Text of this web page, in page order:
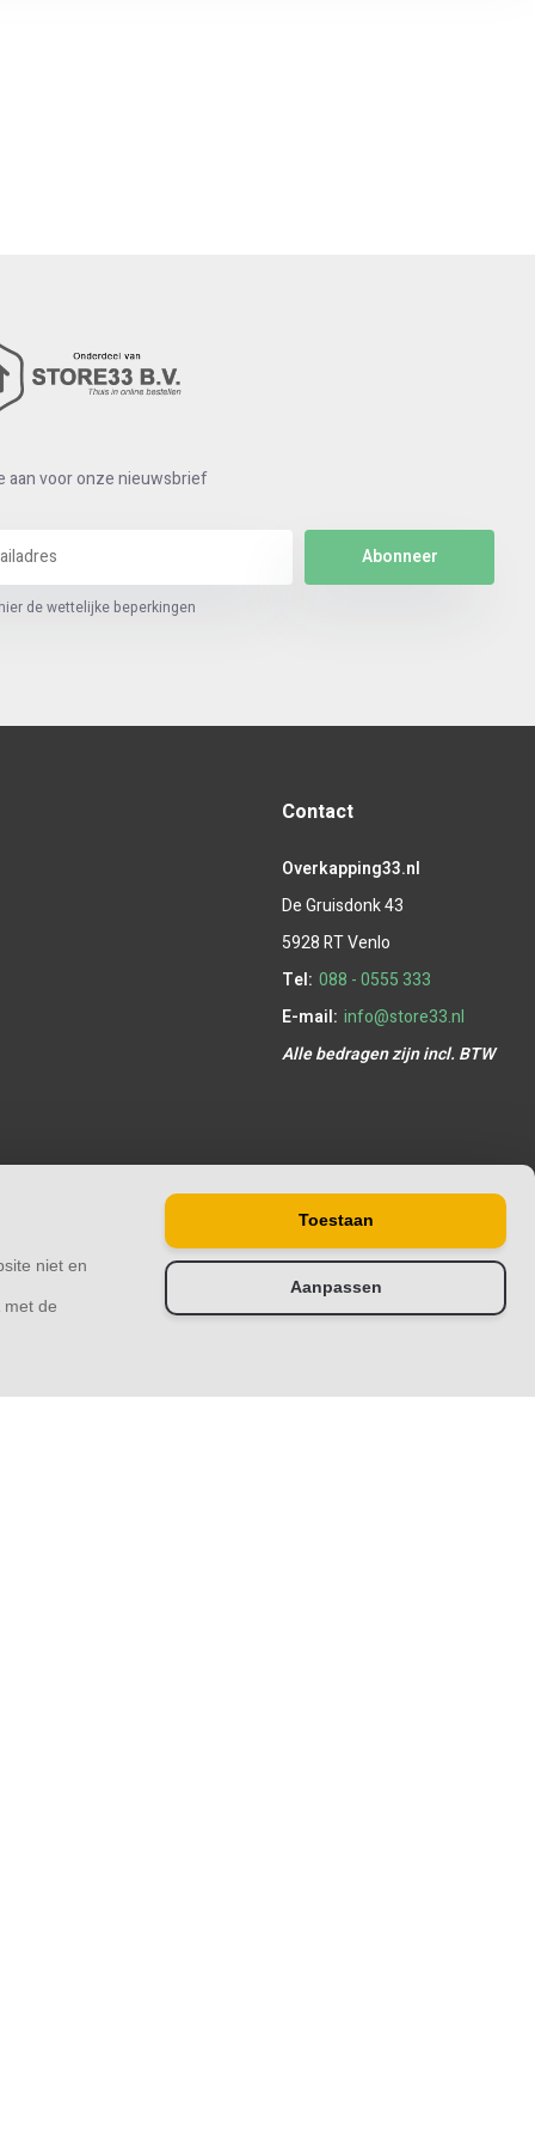
aan voor onze nieuwsbrief
Abonneer
de wettelijke beperkingen
Contact
Overkapping33.nl
De Gruisdonk 43
5928 RT Venlo
Tel: 088 - 0555 333
E-mail: info@store33.nl
Alle bedragen zijn incl. BTW
niet en
met de
Toestaan
Aanpassen